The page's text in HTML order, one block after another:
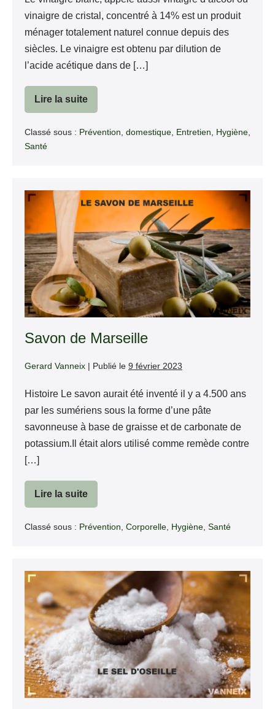
vinaigre de cristal, concentré à 14% est un produit
ménager totalement naturel connue depuis des
siècles. Le vinaigre est obtenu par dilution de
l’acide acétique dans de […]
Lire la suite
Vinaigre
blanc
Classé sous : Prévention domestique Entretien Hygiène
Santé
Savon
Marseille
Savon de Marseille
Gerard Vanneix | Publié le 9 février 2023
Histoire Le savon aurait été inventé il y a 4.500 ans
par les sumériens sous la forme d’une pâte
savonneuse à base de graisse et de carbonate de
potassium.Il était alors utilisé comme remède contre
[…]
Lire la suite
Savon
de
Classé sous : Prévention Corporelle Hygiène Santé
Sel
d’oseille